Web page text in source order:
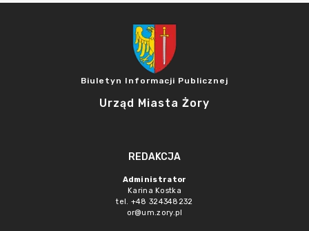
Biuletyn Informacji Publicznej
Urząd Miasta Żory
REDAKCJA
Administrator
Karina Kostka
tel. +48 324348232
or@um.zory.pl